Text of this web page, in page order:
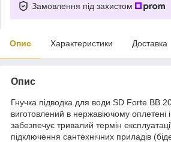
Замовлення під захистом
Опис Характеристики Доставка
Опис
Гнучка підводка для води SD Forte ВВ
виготовлений в нержавіючому оплетені
забезпечує тривалий термін
підключення сантехнічних приладів